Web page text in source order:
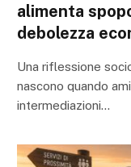
alimenta
debolezza
Una riflessione
nascono quando
intermediazioni…